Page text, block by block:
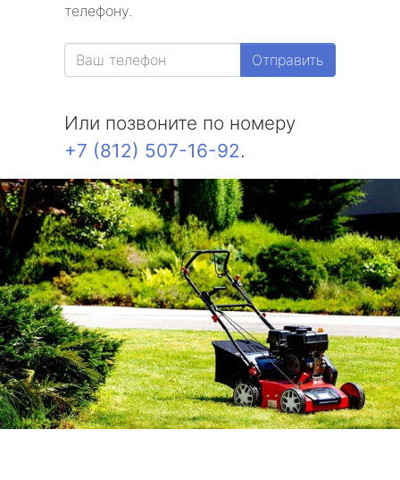
телефону.
Отправить
Или позвоните по номеру
+7 (812) 507-16-92.